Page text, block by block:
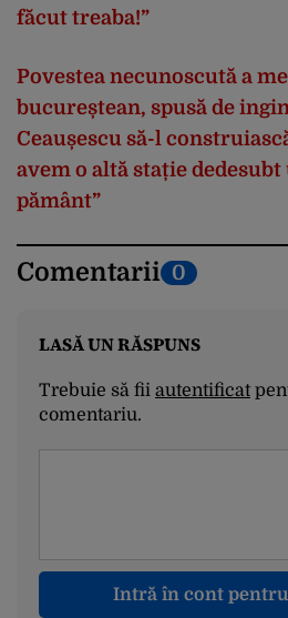
făcut treaba!”
Povestea necunoscută a
bucureștean, spusă de
Ceaușescu să-l
avem o altă stație
pământ”
Comentarii 0
LASĂ UN RĂSPUNS
Trebuie să fii autentificat
comentariu.
Intră în cont